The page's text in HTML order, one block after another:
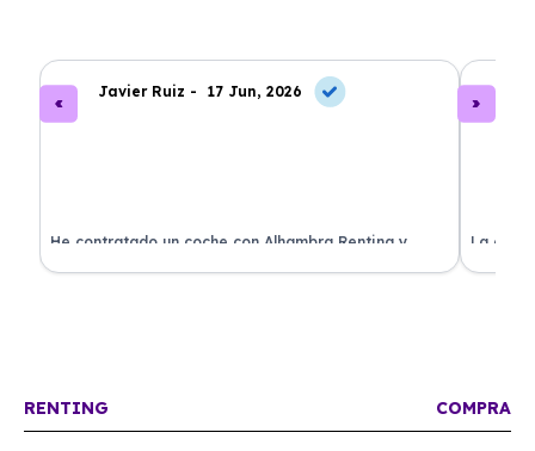
Javier Ruiz - 17 Jun, 2026
He contratado un coche con Alhambra Renting y
estoy impresionado. Todo ha sido transparente y sin
La
RENTING COMPRA